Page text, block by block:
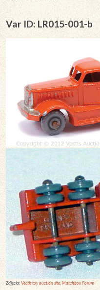
Var ID: LR015-001-b
Zdjęcia:Vectis toy auction site, Matchbox Forum